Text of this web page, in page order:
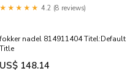
★★★★★ 4.2 (8 reviews)
fokker nadel 814911404 Titel:Default
Title
US$ 148.14